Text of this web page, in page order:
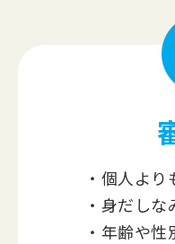
個人より
身だしな
年齢や性